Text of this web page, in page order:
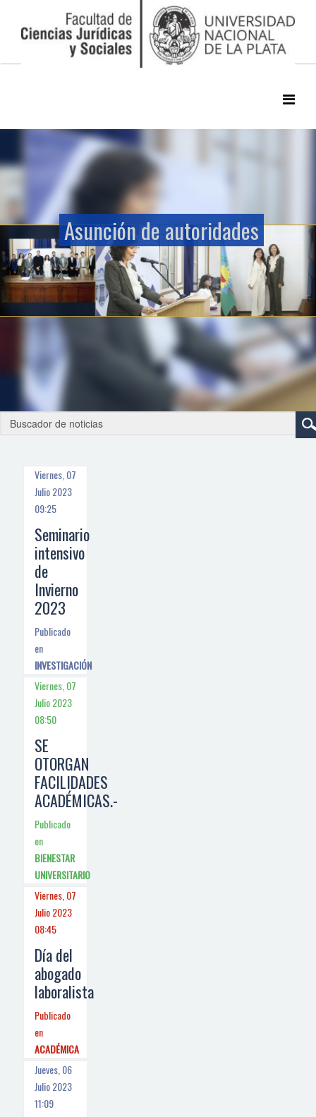
Asunción de autoridades
Viernes, 07
Julio 2023
09:25
Seminario
intensivo
de
Invierno
2023
Publicado
en
INVESTIGACIÓN
Viernes, 07
Julio 2023
08:50
SE
OTORGAN
FACILIDADES
ACADÉMICAS.-
Publicado
en
BIENESTAR
UNIVERSITARIO
Viernes, 07
Julio 2023
08:45
Día del
abogado
laboralista
Publicado
en
ACADÉMICA
Jueves, 06
Julio 2023
11:09